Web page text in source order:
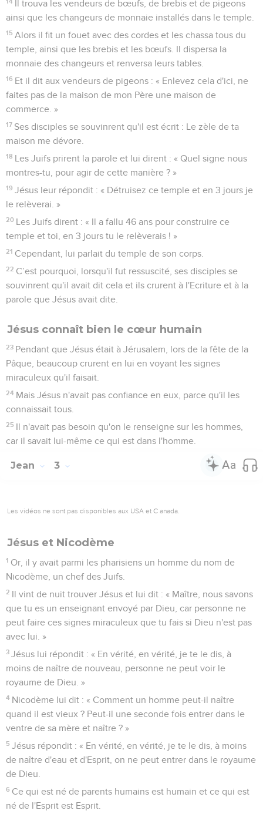
Comme il devait traverser la Samarie,
5 il arriva dans une ville de Samarie appelée Sychar, près du
champ que Jacob avait donné à son fils Joseph.
6 Là se trouvait le puits de Jacob. Jésus, fatigué du voyage,
était assis au bord du puits. C'était environ midi.
7 Une femme de Samarie vint puiser de l'eau. Jésus lui dit :
« Donne-moi à boire. »
8
En effet, ses disciples étaient allés à la ville pour acheter
de quoi manger.
9 La femme samaritaine lui dit : « Comment ? Toi qui es juif,
tu me demandes à boire, à moi qui suis une femme
samaritaine ? » ? Les Juifs, en effet, n'ont pas de relations
avec les Samaritains. ?
10 Jésus lui répondit : « Si tu savais quel est le cadeau de
Dieu et qui est celui qui te dit : ‘Donne-moi à boire’, tu lui
aurais toi-même demandé à boire et il t'aurait donné de l'eau
« Seigneur, lui dit la femme, tu n'as rien pour puiser et le
puits est profond. D'où aurais-tu donc cette eau vive ?
donné ce puits et qui a bu de son eau, lui-même, ses fils et
Jésus lui répondit : « Toute personne qui boit de cette
eau-ci aura encore soif.
n'aura plus jamais soif et l'eau que je lui donnerai deviendra
éternelle. »
La femme lui dit : « Seigneur, donne-moi cette eau afin
que je n'aie plus soif et que je n’aie plus à venir puiser ici. »
« Tu as bien fait de dire : ‘Je n'ai pas de mari’,
n'est pas ton mari. En cela tu as dit la vérité. »
19 « Seigneur, lui dit la femme, je vois que tu es un prophète.
20 Nos ancêtres ont adoré sur cette montagne et vous dites,
vous, que l'endroit où il faut adorer est à Jérusalem. »
21 « Femme, lui dit Jésus, crois-moi, l'heure vient où ce ne
sera ni sur cette montagne ni à Jérusalem que vous adorerez
le Père.
22 Vous adorez ce que vous ne connaissez pas ; nous, nous
adorons ce que nous connaissons, car le salut vient des
Juifs.
23 Mais l'heure vient, et elle est déjà là, où les vrais
adorateurs adoreront le Père en esprit et en vérité. En effet,
ce sont là les adorateurs que recherche le Père.
24 Dieu est Esprit et il faut que ceux qui l'adorent l'adorent
en esprit et en vérité. »
25
La femme lui dit : « Je sais que le Messie doit venir, celui
que l'on appelle Christ. Quand il sera venu, il nous
annoncera tout. »